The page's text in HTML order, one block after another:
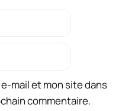
mail et mon site dans
commentaire.